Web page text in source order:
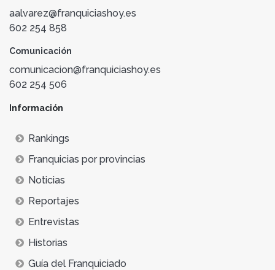
aalvarez@franquiciashoy.es
602 254 858
Comunicación
comunicacion@franquiciashoy.es
602 254 506
Información
Rankings
Franquicias por provincias
Noticias
Reportajes
Entrevistas
Historias
Guía del Franquiciado